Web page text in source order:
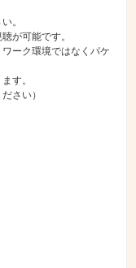
。
が可能です。
ーク環境ではなくパケ
す。
さい）